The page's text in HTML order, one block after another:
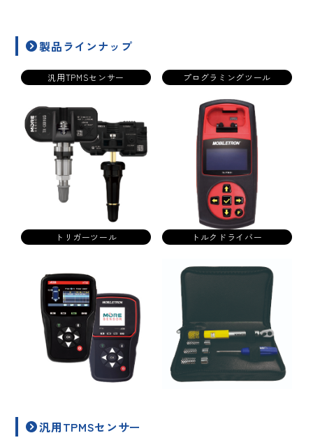
製品ラインナップ
汎用TPMSセンサー プログラミングツール
トリガーツール トルクドライバー
汎用TPMSセンサー